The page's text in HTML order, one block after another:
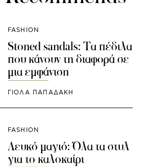
FASHION
Stoned sandals: Τα πέδιλα
που κάνουν τη διαφορά σε
μια εμφάνιση
ΓΙΌΛΑ ΠΑΠΑΔΆΚΗ
FASHION
Λευκό μαγιό: Όλα τα στυλ
για το καλοκαίρι